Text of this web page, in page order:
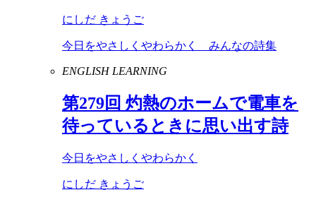
にしだ きょうご
今日をやさしくやわらかく みんなの詩集
ENGLISH LEARNING
第279回 灼熱のホームで電車を
待っているときに思い出す詩
今日をやさしくやわらかく
にしだ きょうご